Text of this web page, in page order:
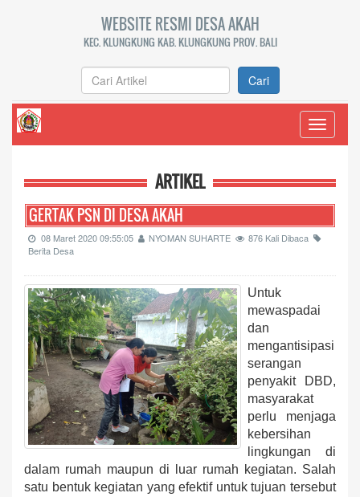
WEBSITE RESMI DESA AKAH
KEC. KLUNGKUNG KAB. KLUNGKUNG PROV. BALI
Cari
Toggle
ARTIKEL
GERTAK PSN DI DESA AKAH
08 Maret 2020 09:55:05 NYOMAN SUHARTE
876 Kali Dibaca
Berita Desa
Untuk
mewaspadai
dan
mengantisipasi
serangan
penyakit DBD,
masyarakat
perlu menjaga
kebersihan
lingkungan di
dalam rumah maupun di luar rumah kegiatan. Salah
satu bentuk kegiatan yang efektif untuk tujuan tersebut